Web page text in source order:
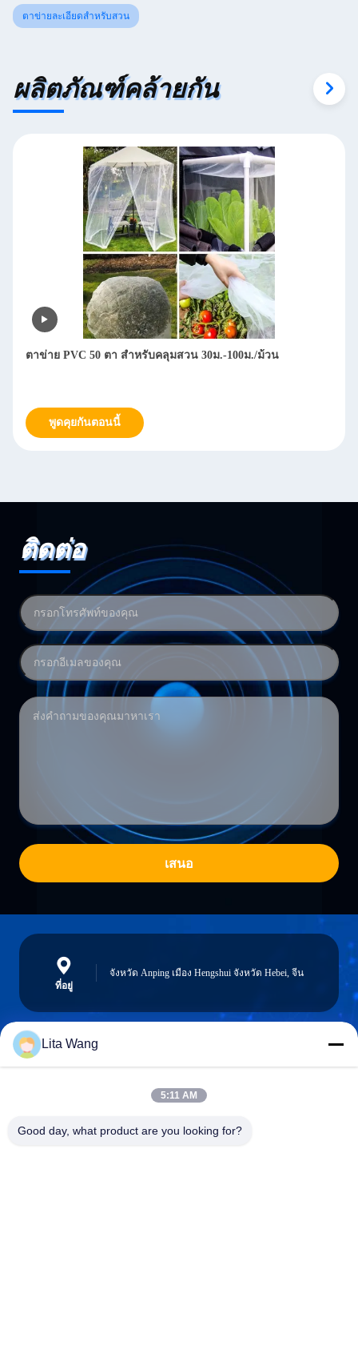
ตาข่ายละเอียดสำหรับสวน
ผลิตภัณฑ์คล้ายกัน
ตาข่าย PVC 50 ตา สำหรับคลุมสวน 30ม.-100ม./ม้วน
พูดคุยกันตอนนี้
ติดต่อ
เสนอ
ที่อยู่
จังหวัด Anping เมือง Hengshui จังหวัด Hebei, จีน
lita@screenmeshnet.com
Lita Wang
5:11 AM
Good day, what product are you looking for?